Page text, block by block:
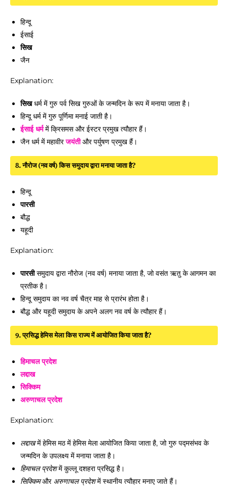
हिन्दू
ईसाई
सिख
जैन
Explanation:
सिखधर्म में गुरु पर्व सिख गुरुओं के जन्मदिन के रूप में मनाया जाता है।
हिन्दू धर्म में गुरु पूर्णिमा मनाई जाती है।
ईसाई धर्ममें क्रिसमस और ईस्टर प्रमुख त्यौहार हैं।
जैन धर्म में महावीरजयंतीऔर पर्युषण प्रमुख हैं।
8. नौरोज (नव वर्ष) किस समुदाय द्वारा मनाया जाता है?
हिन्दू
पारसी
बौद्ध
यहूदी
Explanation:
पारसीसमुदाय द्वारा नौरोज (नव वर्ष) मनाया जाता है, जो वसंत ऋतु के आगमन का
प्रतीक है।
हिन्दू समुदाय का नव वर्ष चैत्र माह से प्रारंभ होता है।
बौद्ध और यहूदी समुदाय के अपने अलग नव वर्ष के त्यौहार हैं।
9. प्रसिद्ध हेमिस मेला किस राज्य में आयोजित किया जाता है?
हिमाचल प्रदेश
लद्दाख
सिक्किम
अरुणाचल प्रदेश
Explanation:
लद्दाखमें हेमिस मठ में हेमिस मेला आयोजित किया जाता है, जो गुरु पद्मसंभव के
जन्मदिन के उपलक्ष्य में मनाया जाता है।
हिमाचल प्रदेशमें कुल्लू दशहरा प्रसिद्ध है।
सिक्किमऔर अरुणाचल प्रदेशमें स्थानीय त्यौहार मनाए जाते हैं।